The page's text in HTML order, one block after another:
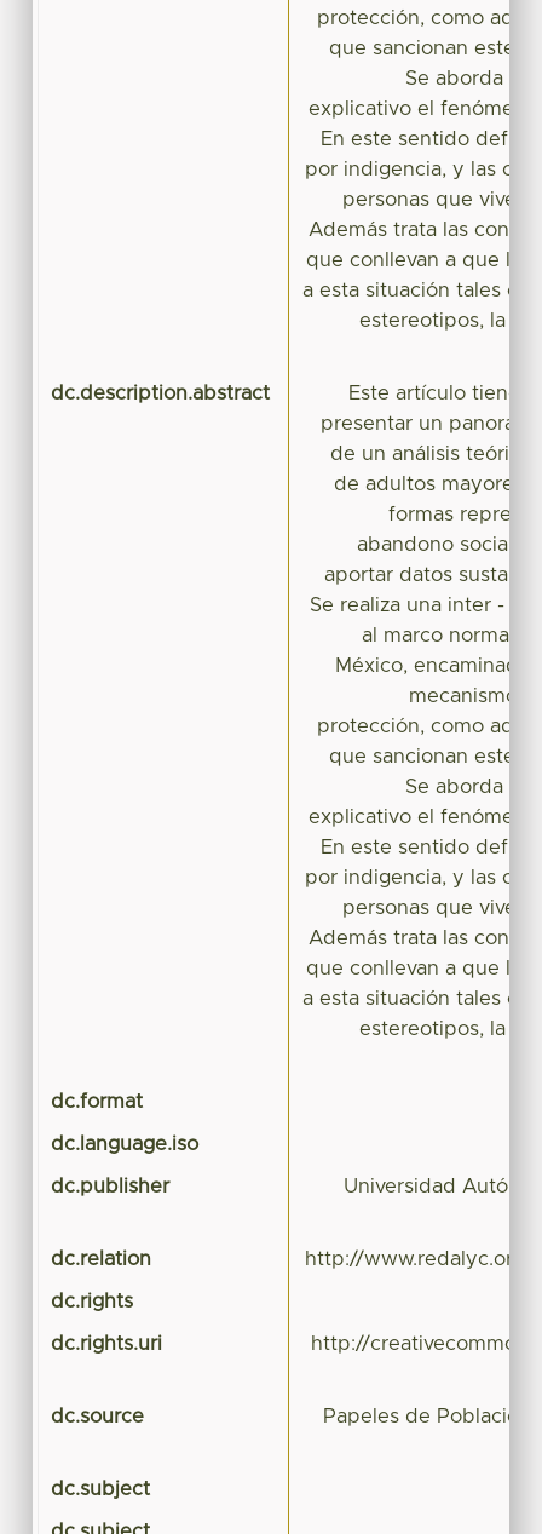
protección, como
que sancionan este
Se aborda a
explicativo el
En este sentido
por indigencia, y las
personas que viven
Además trata las
que conllevan a que las
a esta situación tales
estereotipos, la
dc.description.abstract
Este artículo tiene
presentar un
de un análisis teórico
de adultos mayores
formas
abandono social,
aportar datos
Se realiza una inter -
al marco
México, encaminada
mecanismos
protección, como
que sancionan este
Se aborda a
explicativo el
En este sentido
por indigencia, y las
personas que viven
Además trata las
que conllevan a que las
a esta situación tales
estereotipos, la
dc.format
dc.language.iso
dc.publisher Universidad
dc.relation http://www.redalyc.org/
dc.rights
dc.rights.uri http://
dc.source Papeles de Población
dc.subject